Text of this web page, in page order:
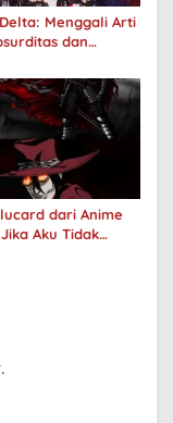
Menggali Arti
dan
dari Anime
Aku Tidak